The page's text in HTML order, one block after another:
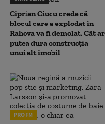
Ciprian Ciucu crede că
blocul care a explodat în
Rahova va fi demolat. Cât ar
putea dura construcția
unui alt imobil
PRO FM